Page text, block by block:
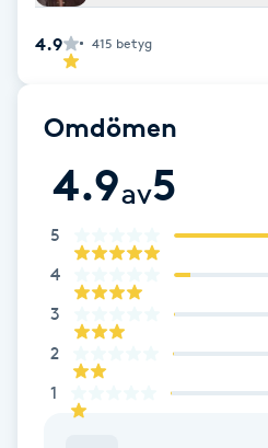
Celluliter
Coachning
Damklippning
Dermapen
Diamantslipning
4.9 415 betyg
Omdömen
4.9av5
5
4
3
2
1